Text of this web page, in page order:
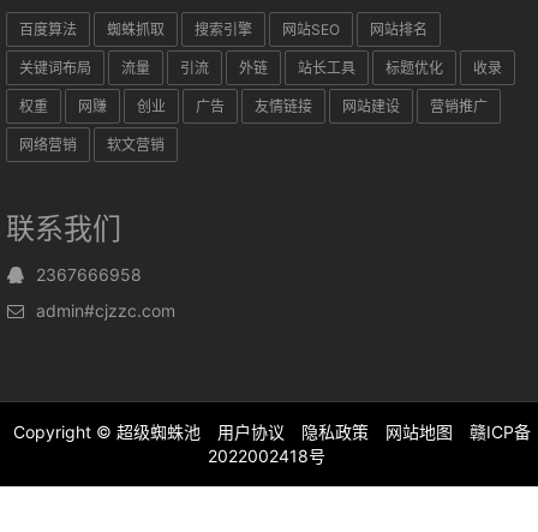
百度算法 蜘蛛抓取 搜索引擎 网站SEO 网站排名
关键词布局 流量 引流 外链 站长工具 标题优化 收录
权重 网赚 创业 广告 友情链接 网站建设 营销推广
网络营销 软文营销
联系我们
2367666958
admin#cjzzc.com
Copyright © 超级蜘蛛池 用户协议 隐私政策 网站地图
赣ICP备
2022002418号